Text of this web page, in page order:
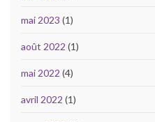
mai 2023 (1)
août 2022 (1)
mai 2022 (4)
avril 2022 (1)